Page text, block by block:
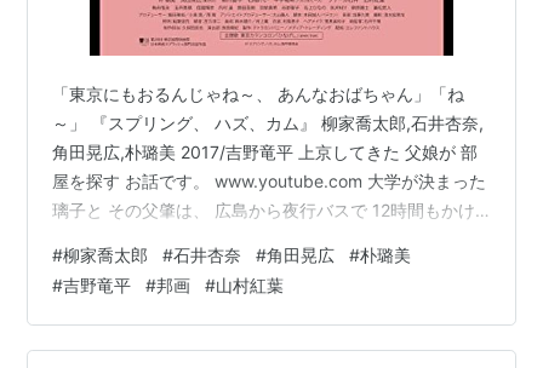
「東京にもおるんじゃね～、 あんなおばちゃん」「ね
～」 『スプリング、 ハズ、カム』 柳家喬太郎,石井杏奈,
角田晃広,朴璐美 2017/吉野竜平 上京してきた 父娘が 部
屋を探す お話です。 www.youtube.com 大学が決まった
璃子と その父肇は、 広島から夜行バスで 12時間もかけ
リのいい不動産屋さん、 おしゃべりな大家さん。 親切な
インド人。 それに一期一会の人たち… 妻のいない父と 母
のいない娘、 両方の視点を描いた 家族の絆の物語。
■□■□■□■ 引っ越したあとのシーンに 部屋探しの一
#柳家喬太郎 #石井杏奈 #角田晃広 #朴璐美
#吉野竜平 #邦画 #山村紅葉